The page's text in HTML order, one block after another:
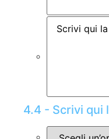
4.4 - Scrivi qui